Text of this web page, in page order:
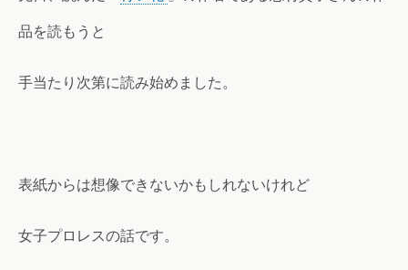
品を読もうと
手当たり次第に読み始めました。
表紙からは想像できないかもしれないけれど
女子プロレスの話です。